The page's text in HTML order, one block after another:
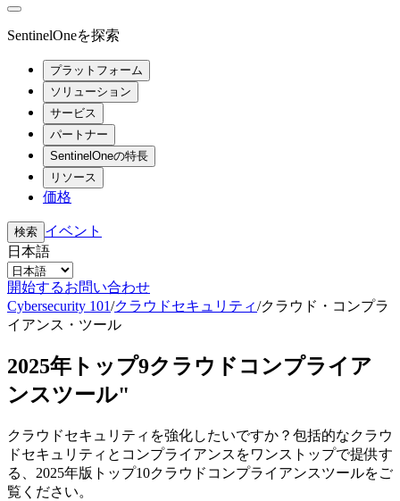
SentinelOneを探索
プラットフォーム
ソリューション
サービス
パートナー
SentinelOneの特長
リソース
価格
検索 イベント
日本語
開始するお問い合わせ
Cybersecurity 101/クラウドセキュリティ/クラウド・コンプラ
イアンス・ツール
2025年トップ9クラウドコンプライア
ンスツール"
クラウドセキュリティを強化したいですか？包括的なクラウ
ドセキュリティとコンプライアンスをワンストップで提供す
る、2025年版トップ10クラウドコンプライアンスツールをご
覧ください。